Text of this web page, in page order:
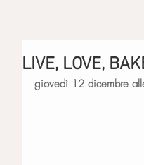
LIVE, LOVE,
giovedì 12 dicembre